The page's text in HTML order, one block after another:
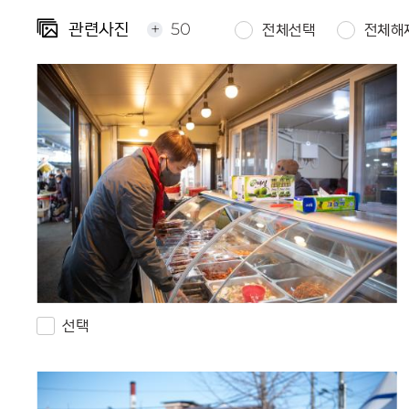
관련사진 + 50 전체선택 전체해
선택